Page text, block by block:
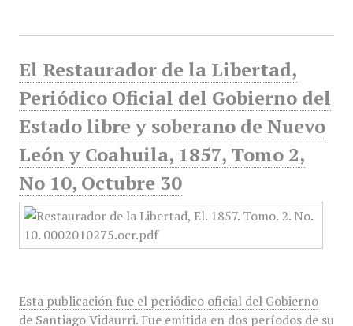
El Restaurador de la Libertad,
Periódico Oficial del Gobierno del
Estado libre y soberano de Nuevo
León y Coahuila, 1857, Tomo 2,
No 10, Octubre 30
Esta publicación fue el periódico oficial del Gobierno
de Santiago Vidaurri. Fue emitida en dos períodos de su